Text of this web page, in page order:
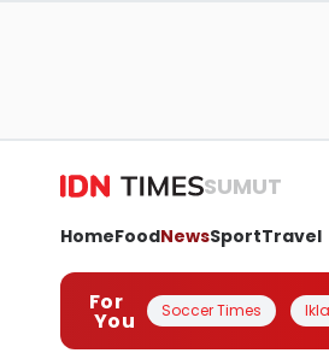
SUMUT
HomeFoodNewsSportTravel
For
You Soccer Times